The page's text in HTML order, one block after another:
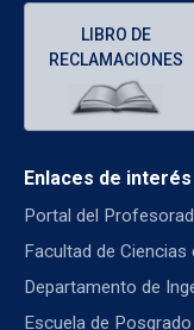
LIBRO DE
RECLAMACIONES
Enlaces de interés
Portal del
Facultad de Ciencias
Departamento de
Escuela de Posgrado